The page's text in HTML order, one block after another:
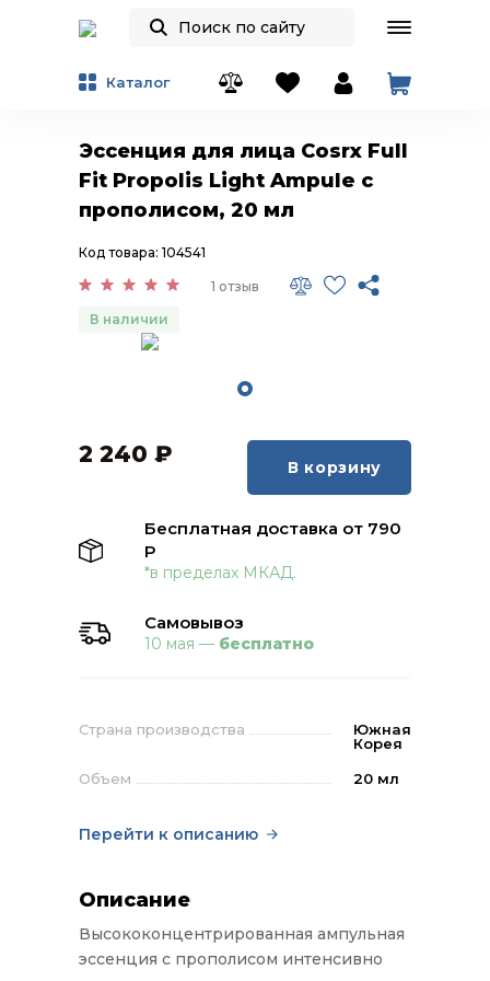
Каталог
Эссенция для лица Cosrx Full
Fit Propolis Light Ampule с
прополисом, 20 мл
1 отзыв
Код товара: 104541
В наличии
Страна производства
Южная
Корея
Объем
20 мл
Перейти к описанию
2 240 ₽ В корзину
Бесплатная доставка от 790
Р
*в пределах МКАД.
Самовывоз
10 мая — бесплатно
Описание
Высококонцентрированная ампульная
эссенция с прополисом интенсивно